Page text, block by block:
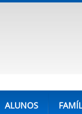
ALUNOS